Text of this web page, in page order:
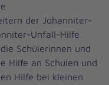
der Johanniter-
Unfall-Hilfe
Schülerinnen und
Hilfe an Schulen und
Hilfe bei kleinen